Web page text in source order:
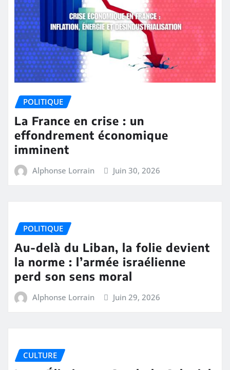
POLITIQUE
La France en crise : un
effondrement économique
imminent
Alphonse Lorrain Juin 30, 2026
POLITIQUE
Au-delà du Liban, la folie devient
la norme : l’armée israélienne
perd son sens moral
Alphonse Lorrain Juin 29, 2026
CULTURE